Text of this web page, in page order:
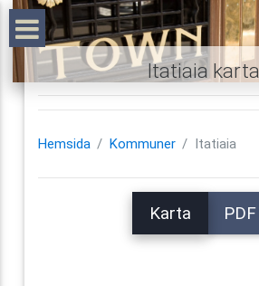
Itatiaia karta
Hemsida Kommuner Itatiaia
Karta PDF